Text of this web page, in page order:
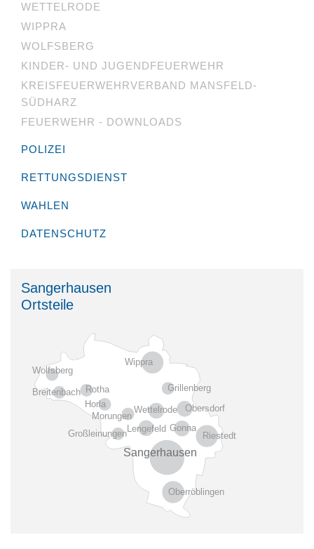
WETTELRODE
WIPPRA
WOLFSBERG
KINDER- UND JUGENDFEUERWEHR
KREISFEUERWEHRVERBAND MANSFELD-
SÜDHARZ
FEUERWEHR - DOWNLOADS
POLIZEI
RETTUNGSDIENST
WAHLEN
DATENSCHUTZ
Sangerhausen
Ortsteile
Riestedt
Gonna
Obersdorf
Grillenberg
Wippra
Wolfsberg
Rotha
Breitenbach
Horla
Morungen
Wettelrode
Lengefeld
Großleinungen
Sangerhausen
Oberröblingen